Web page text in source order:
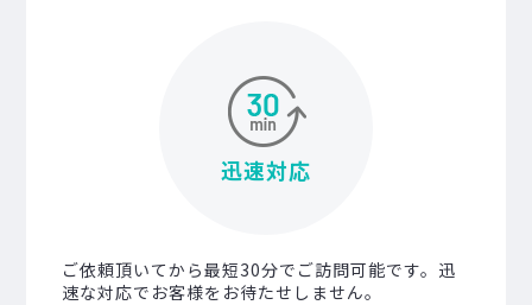
迅速対応
ご依頼頂いてから最短30分でご訪問可能です。迅
速な対応でお客様をお待たせしません。